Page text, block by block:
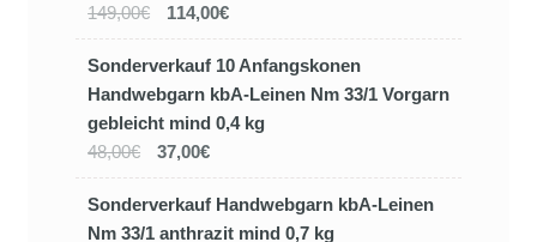
149,00€
114,00€
Sonderverkauf 10 Anfangskonen
Handwebgarn kbA-Leinen Nm 33/1 Vorgarn
gebleicht mind 0,4 kg
48,00€
37,00€
Sonderverkauf Handwebgarn kbA-Leinen
Nm 33/1 anthrazit mind 0,7 kg